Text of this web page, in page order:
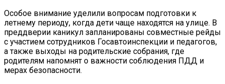
️Особое внимание уделили вопросам подготовки к
летнему периоду, когда дети чаще находятся на улице. В
преддверии каникул запланированы совместные рейды
с участием сотрудников Госавтоинспекции и педагогов,
а также выходы на родительские собрания, где
родителям напомнят о важности соблюдения ПДД и
мерах безопасности.